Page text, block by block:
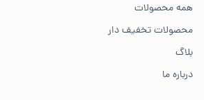
برای کارهای خانگی معمولاً ابزارهای سبک
از کجا ابزار اصل بخریم؟
همه محصولات
محصولات تخفیف دار
بلاگ
درباره ما